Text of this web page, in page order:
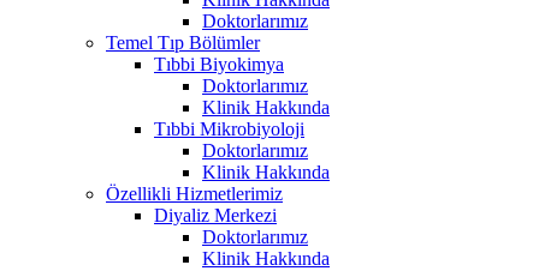
Doktorlarımız
Temel Tıp Bölümler
Tıbbi Biyokimya
Doktorlarımız
Klinik Hakkında
Tıbbi Mikrobiyoloji
Doktorlarımız
Klinik Hakkında
Özellikli Hizmetlerimiz
Diyaliz Merkezi
Doktorlarımız
Klinik Hakkında